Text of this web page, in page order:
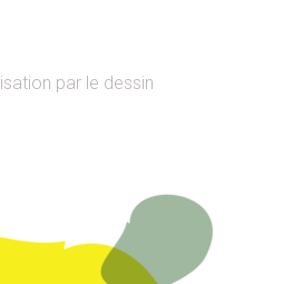
par le dessin